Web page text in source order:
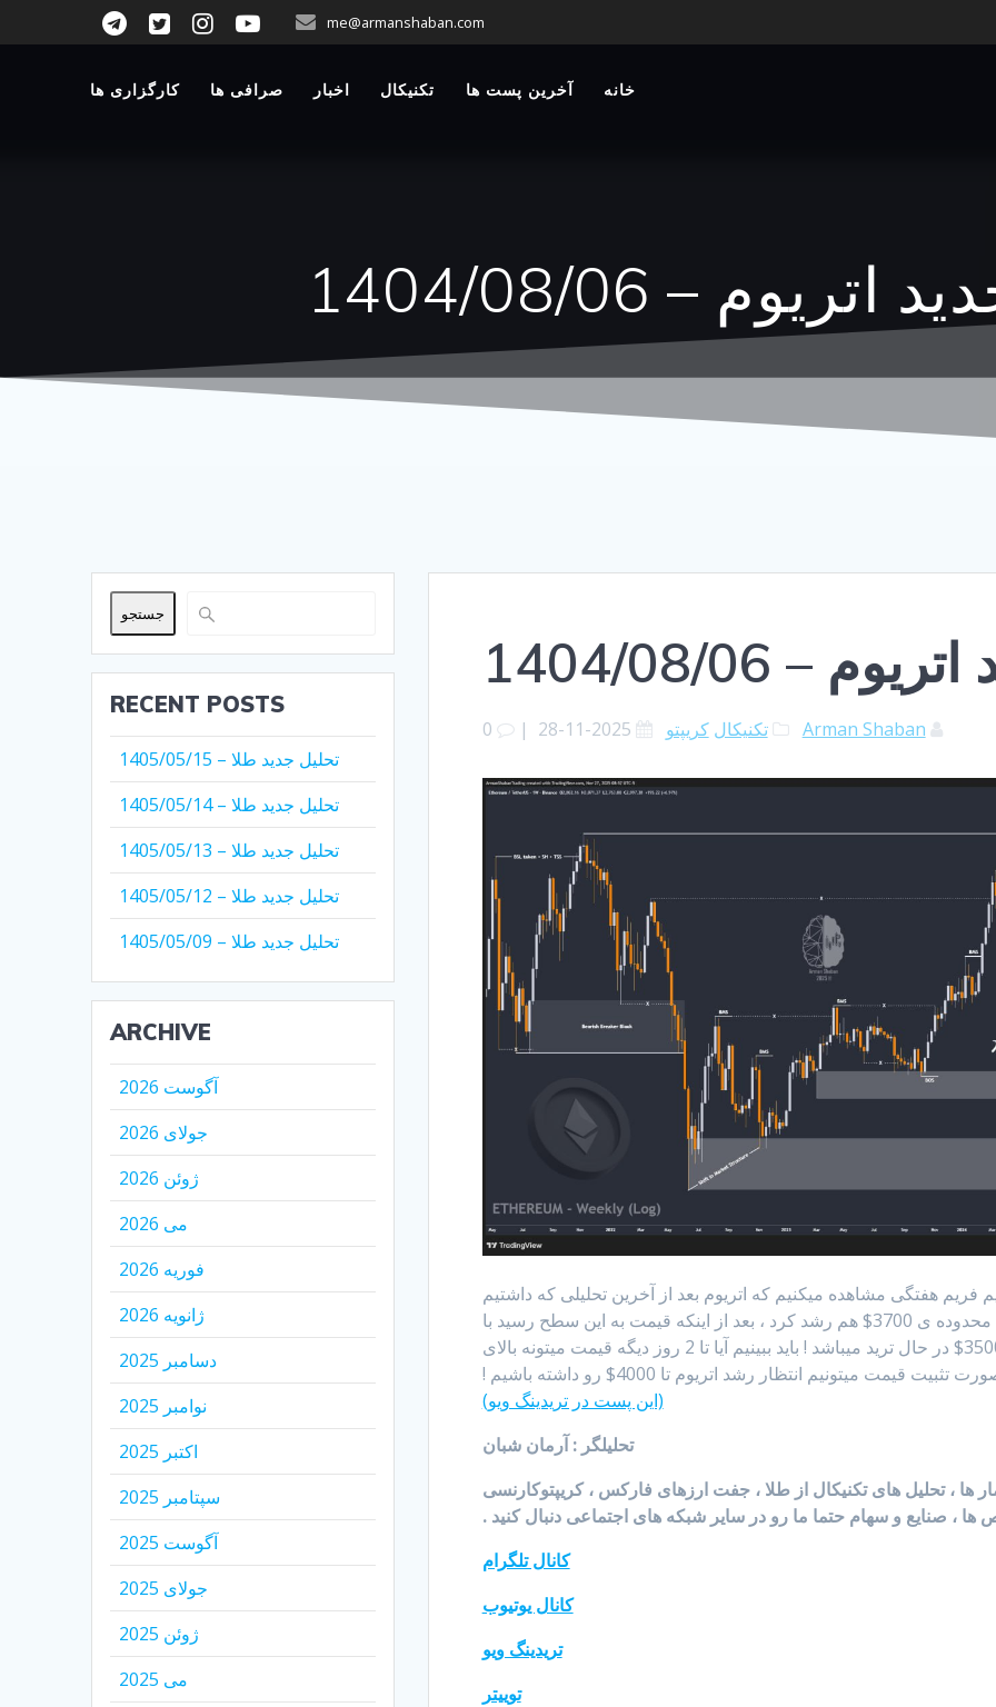
me@armanshaban.com
خانه آخرین پست ها تکنیکال اخبار صرافی ها کارگزاری ها
– 1404/08/06
– 1404/08/06
Arman Shaban تکنیکال کریپتو 2025-11-28
|
0
فریم هفتگی مشاهده میکنیم که اتریوم بعد از آخرین تحلیلی که داشتیم
از محدوده ی 3300$ شروع به رشد کرد و تا محدوده ی 3700$ هم رشد کرد ، بعد از اینکه قیمت به این سطح رسید با
اصلاح همراه شد و در حال حاضر در محدوده ی 3500$ در حال ترید میباشد ! باید ببینیم آیا تا 2 روز دیگه قیمت میتونه بالای
(این پست در تریدینگ ویو)
تحلیلگر : آرمان شبان
ها ، تحلیل های تکنیکال از طلا ، جفت ارزهای فارکس ، کریپتوکارنسی
، صنایع و سهام حتما ما رو در سایر شبکه های اجتماعی دنبال کنید .
کانال تلگرام
کانال یوتیوب
تریدینگ ویو
توییتر
جستجو
RECENT POSTS
تحلیل جدید طلا – 1405/05/15
تحلیل جدید طلا – 1405/05/14
تحلیل جدید طلا – 1405/05/13
تحلیل جدید طلا – 1405/05/12
تحلیل جدید طلا – 1405/05/09
ARCHIVE
آگوست 2026
جولای 2026
ژوئن 2026
می 2026
فوریه 2026
ژانویه 2026
دسامبر 2025
نوامبر 2025
اکتبر 2025
سپتامبر 2025
آگوست 2025
جولای 2025
ژوئن 2025
می 2025